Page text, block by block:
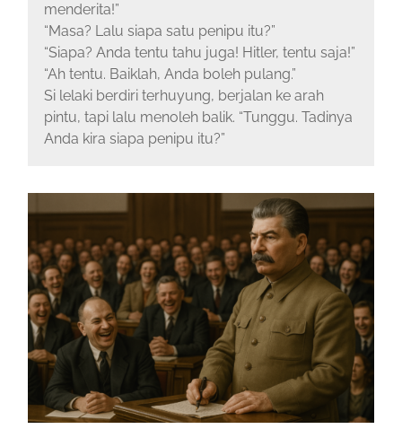
menderita!”
“Masa? Lalu siapa satu penipu itu?”
“Siapa? Anda tentu tahu juga! Hitler, tentu saja!”
“Ah tentu. Baiklah, Anda boleh pulang.”
Si lelaki berdiri terhuyung, berjalan ke arah
pintu, tapi lalu menoleh balik. “Tunggu. Tadinya
Anda kira siapa penipu itu?”